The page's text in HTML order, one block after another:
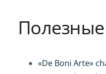
«De Boni Arte»